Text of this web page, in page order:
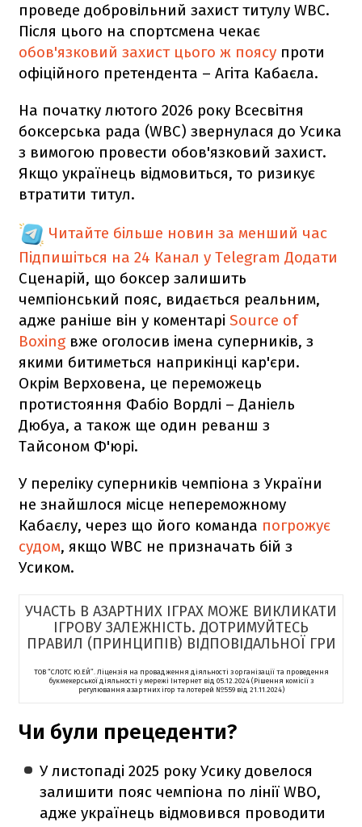
проведе добровільний захист титулу WBC.
Після цього на спортсмена чекає
обов'язковий захист цього ж поясу проти
офіційного претендента – Агіта Кабаєла.
На початку лютого 2026 року Всесвітня
боксерська рада (WBC) звернулася до Усика
з вимогою провести обов'язковий захист.
Якщо українець відмовиться, то ризикує
втратити титул.
Читайте більше новин за менший час
Підпишіться на 24 Канал у Telegram Додати
Сценарій, що боксер залишить
чемпіонський пояс, видається реальним,
адже раніше він у коментарі Source of
Boxingвже оголосив імена суперників, з
якими битиметься наприкінці кар'єри.
Окрім Верховена, це переможець
протистояння Фабіо Вордлі – Даніель
Дюбуа, а також ще один реванш з
Тайсоном Ф'юрі.
У переліку суперників чемпіона з України
не знайшлося місце непереможному
Кабаєлу, через що його команда погрожує
судом, якщо WBC не призначать бій з
Усиком.
УЧАСТЬ В АЗАРТНИХ ІГРАХ МОЖЕ ВИКЛИКАТИ
ІГРОВУ ЗАЛЕЖНІСТЬ. ДОТРИМУЙТЕСЬ
ПРАВИЛ (ПРИНЦИПІВ) ВІДПОВІДАЛЬНОЇ ГРИ
ТОВ “СЛОТС Ю.ЕЙ”. Ліцензія на провадження діяльності з організації та проведення
букмекерської діяльності у мережі Інтернет від 05.12.2024 (Рішення комісії з
регулювання азартних ігор та лотерей №559 від 21.11.2024)
Чи були прецеденти?
У листопаді 2025 року Усику довелося
залишити пояс чемпіона по лінії WBO,
адже українець відмовився проводити